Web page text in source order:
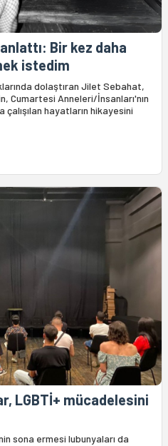
Bir kez daha
istedim
dolaştıran Jilet Sebahat,
Cumartesi Anneleri/İnsanları'nın
çalışılan hayatların hikayesini
LGBTİ+ mücadelesini
sona ermesi lubunyaları da